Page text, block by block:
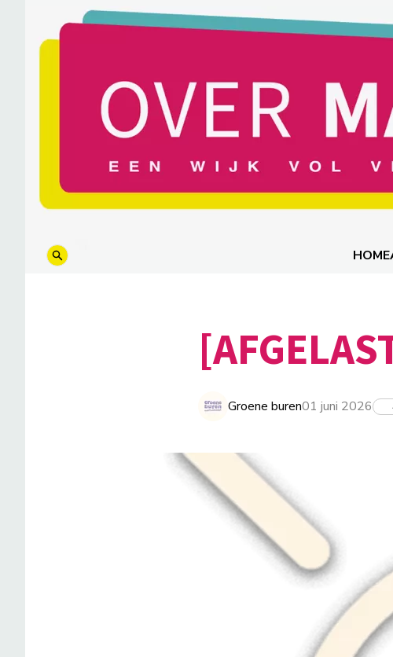
HOME
Groene buren01 juni 2026